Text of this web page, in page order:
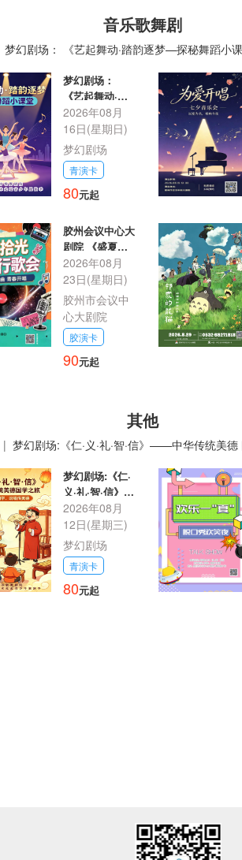
音乐歌舞剧
梦幻剧场： 《艺起舞动·踏韵逐梦—探秘舞蹈小课
梦幻剧场：
《艺起舞动·踏
韵逐梦—探秘舞
蹈小课堂》
2026年08月
16日(星期日)
梦幻剧场
青演卡
80元起
胶州会议中心大
剧院 《盛夏拾
光 流行歌会》
2026年08月
23日(星期日)
胶州市会议中
心大剧院
胶演卡
90元起
其他
| 梦幻剧场:《仁·义·礼·智·信》——中华传统美德
梦幻剧场:《仁·
义·礼·智·信》
——中华传统美
德 国学之旅
2026年08月
12日(星期三)
梦幻剧场
青演卡
80元起